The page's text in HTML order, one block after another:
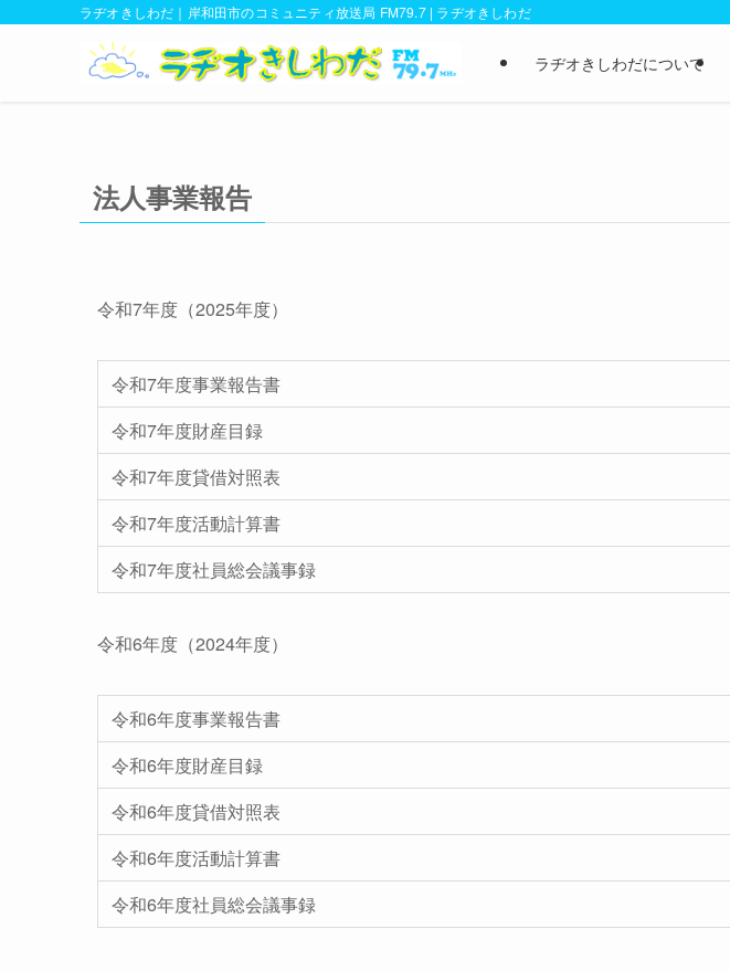
ラヂオきしわだ｜岸和田市のコミュニティ放送局 FM79.7 | ラヂオきしわだ
ラヂオきしわだについて
法人事業報告
令和7年度（2025年度）
令和7年度事業報告書
令和7年度財産目録
令和7年度貸借対照表
令和7年度活動計算書
令和7年度社員総会議事録
令和6年度（2024年度）
令和6年度事業報告書
令和6年度財産目録
令和6年度貸借対照表
令和6年度活動計算書
令和6年度社員総会議事録